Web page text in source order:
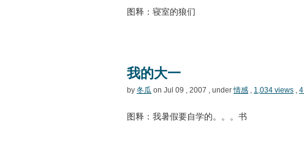
图释：寝室的狼们
我的大一
by 冬瓜 on Jul 09 , 2007 , under情感 , 1,034 views ,
图释：我暑假要自学的。。。书